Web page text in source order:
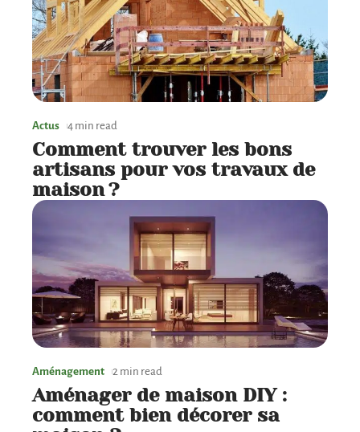
Actus 4 min read
Comment trouver les bons
artisans pour vos travaux de
maison ?
Aménagement 2 min read
Aménager de maison DIY :
comment bien décorer sa